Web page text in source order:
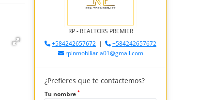
RP - REALTORS PREMIER
+584242657672 |
+584242657672
rpinmobiliaria01@gmail.com
¿Prefieres que te contactemos?
Tu nombre *